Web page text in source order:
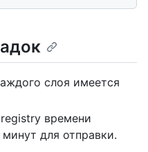
слоя имеется
времени
для отправки.